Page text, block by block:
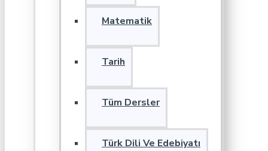
Matematik
Tarih
Tüm Dersler
Türk Dili Ve Edebiyatı